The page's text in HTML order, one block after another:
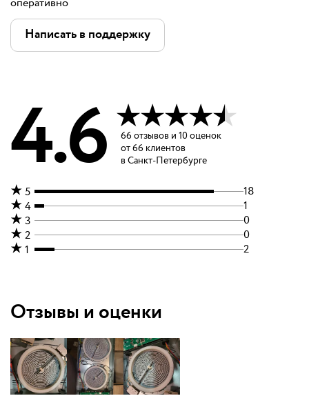
Написать в поддержку
Отзывы и оценки
4.6 66 отзывов и 10 оценок
от66 клиентов
в Санкт-Петербурге
5
18
4
1
3
0
2
0
1
2